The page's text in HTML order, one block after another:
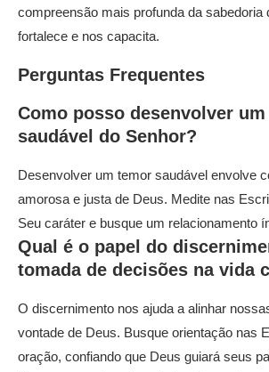
compreensão mais profunda da sabedoria
fortalece e nos capacita.
Perguntas Frequentes
Como posso desenvolver
saudável do Senhor?
Desenvolver um temor saudável envolve
amorosa e justa de Deus. Medite nas
Seu caráter e busque um relacionamento
Qual é o papel do
tomada de decisões na vida
O discernimento nos ajuda a alinhar
vontade de Deus. Busque orientação nas
oração, confiando que Deus guiará seus